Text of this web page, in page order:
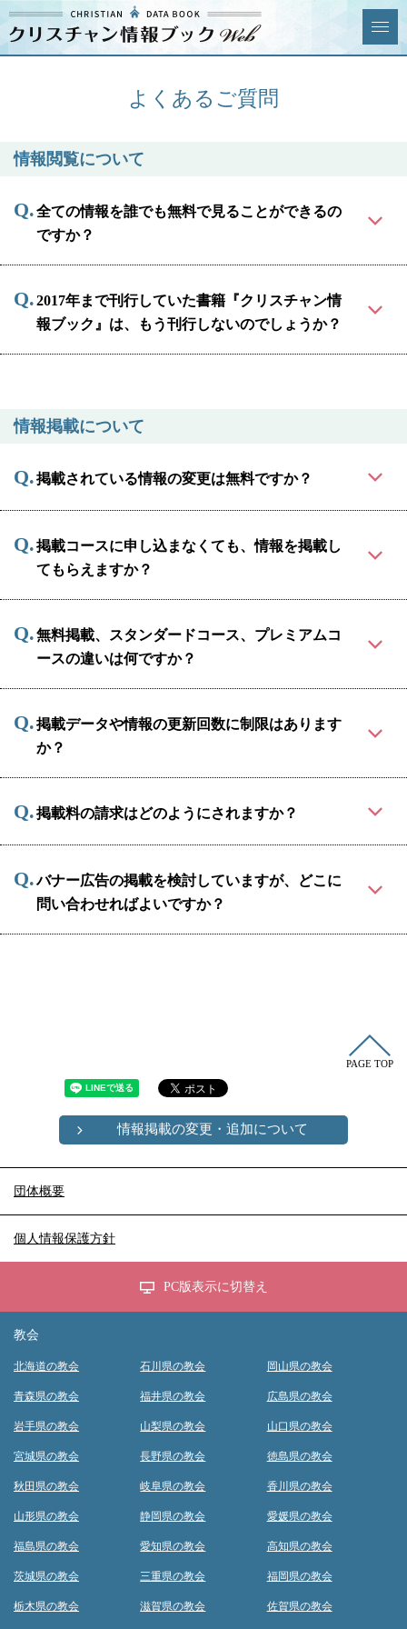
ジャンル 全選択
お店・企業・その他
よくあるご質問
情報閲覧について
全ての情報を誰でも無料で見ることができるの
ですか？
2017年まで刊行していた書籍『クリスチャン情
報ブック』は、もう刊行しないのでしょうか？
情報掲載について
掲載されている情報の変更は無料ですか？
掲載コースに申し込まなくても、情報を掲載し
てもらえますか？
無料掲載、スタンダードコース、プレミアムコ
ースの違いは何ですか？
掲載データや情報の更新回数に制限はあります
か？
掲載料の請求はどのようにされますか？
バナー広告の掲載を検討していますが、どこに
問い合わせればよいですか？
PAGE TOP
情報掲載の変更・追加について
団体概要
個人情報保護方針
PC版表示に切替え
教会
北海道の教会
青森県の教会
岩手県の教会
宮城県の教会
秋田県の教会
山形県の教会
福島県の教会
茨城県の教会
栃木県の教会
石川県の教会
福井県の教会
山梨県の教会
長野県の教会
岐阜県の教会
静岡県の教会
愛知県の教会
三重県の教会
滋賀県の教会
岡山県の教会
広島県の教会
山口県の教会
徳島県の教会
香川県の教会
愛媛県の教会
高知県の教会
福岡県の教会
佐賀県の教会